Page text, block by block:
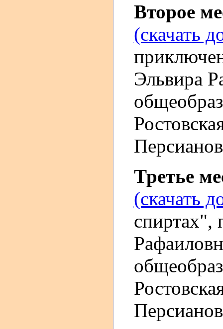
Второе
(скачать
Эльвира
Третье
(скачать
спиртах",